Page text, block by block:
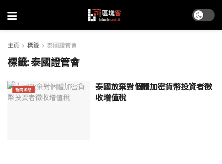
主頁 標籤 泰國證管會
標籤:泰國證管會
新聞消息
泰國放棄對個體加密貨幣投資者徵
收增值稅